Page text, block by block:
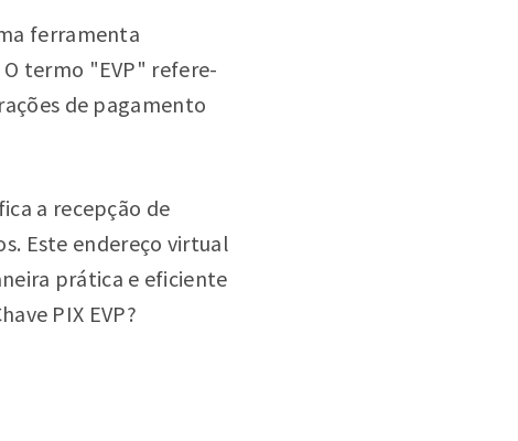
ferramenta
termo "EVP" refere-
de pagamento
a recepção de
Este endereço virtual
prática e eficiente
PIX EVP?